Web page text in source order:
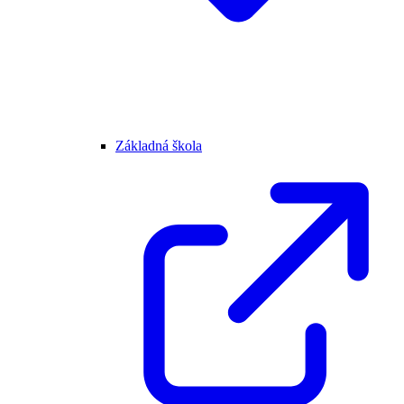
Základná škola